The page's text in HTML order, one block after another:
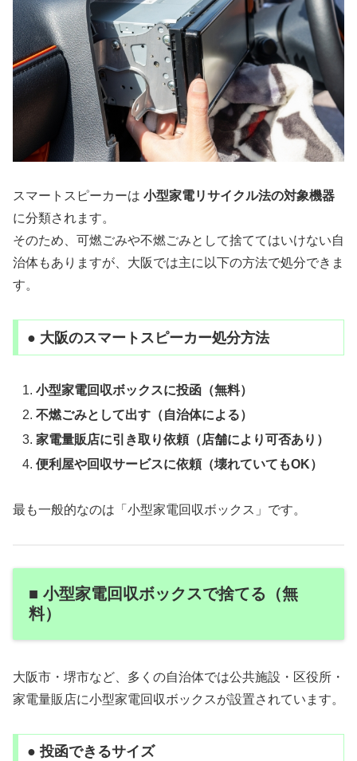
スマートスピーカーは 小型家電リサイクル法の対象機器
に分類されます。
そのため、可燃ごみや不燃ごみとして捨ててはいけない自
治体もありますが、大阪では主に以下の方法で処分できま
す。
● 大阪のスマートスピーカー処分方法
小型家電回収ボックスに投函（無料）
不燃ごみとして出す（自治体による）
家電量販店に引き取り依頼（店舗により可否あり）
便利屋や回収サービスに依頼（壊れていてもOK）
最も一般的なのは「小型家電回収ボックス」です。
■ 小型家電回収ボックスで捨てる（無
料）
大阪市・堺市など、多くの自治体では公共施設・区役所・
家電量販店に小型家電回収ボックスが設置されています。
● 投函できるサイズ